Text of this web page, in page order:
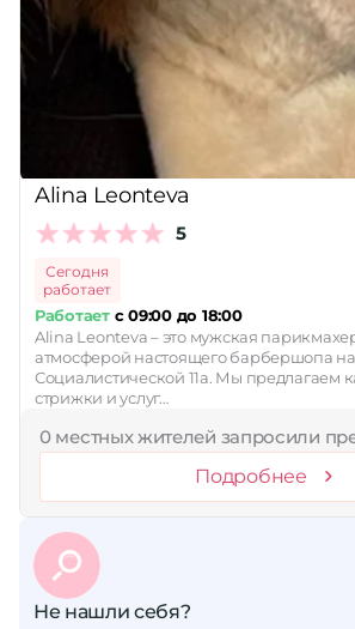
Сбросить
Alina Leonteva
5
Сегодня
работает
Работаетс 09:00 до 18:00
Alina Leonteva – это мужская
атмосферой настоящего барбершопа на
Социалистической 11а. Мы предлагаем
стрижки и услуг…
0 местных жителей запросили
Подробнее
Не нашли себя?